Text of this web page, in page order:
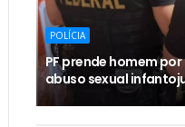
POLÍCIA
PF prende homem
abuso sexual